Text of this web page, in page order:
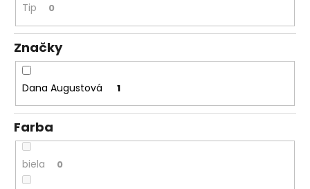
Tip 0
Značky
Dana Augustová 1
Farba
biela 0
HĽADAŤ
O
d
p
o